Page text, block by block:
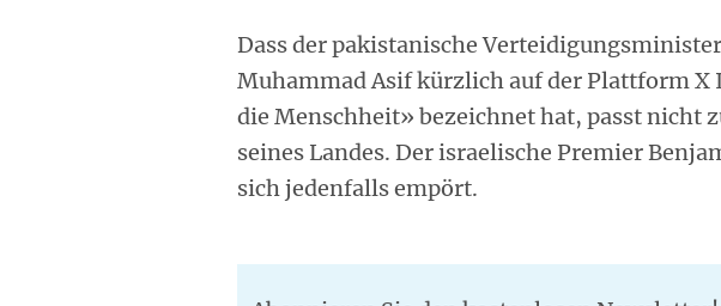
Dass der pakistanische
Muhammad Asif kürzlich auf der Plattform X
die Menschheit» bezeichnet hat, passt nicht
seines Landes. Der israelische Premier
sich jedenfalls empört.